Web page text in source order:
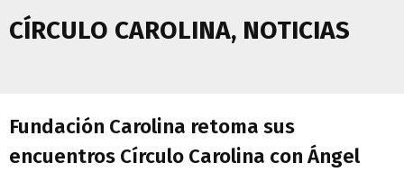
CÍRCULO CAROLINA, NOTICIAS
Fundación Carolina retoma sus
encuentros Círculo Carolina con Ángel